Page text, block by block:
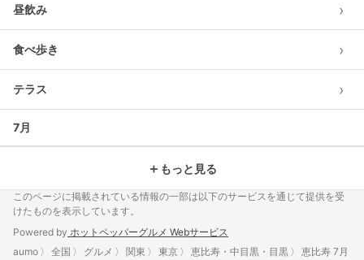
昼飲み ›
食べ歩き ›
テラス ›
7月
＋ もっと見る
このページに掲載されている情報の一部は以下のサービスを通じて提供を受
けたものを表示しています。
Powered by ホットペッパーグルメ Webサービス
aumo
全国 グルメ 関東 東京 恵比寿・中目黒・目黒 恵比寿 7月